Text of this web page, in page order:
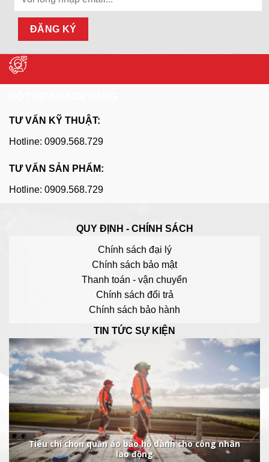
TƯ VẤN KỸ THUẬT:
Hotline: 0909.568.729
TƯ VẤN SẢN PHẨM:
Hotline: 0909.568.729
QUY ĐỊNH - CHÍNH SÁCH
Chính sách đại lý
Chính sách bảo mật
Thanh toán - vận chuyển
Chính sách đổi trả
Chính sách bảo hành
TIN TỨC SỰ KIỆN
Tiêu chí chọn quần áo bảo hộ dành cho công nhân
lao động